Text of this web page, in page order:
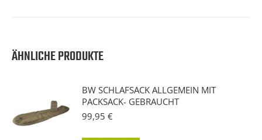
ÄHNLICHE PRODUKTE
BW SCHLAFSACK ALLGEMEIN MIT
PACKSACK- GEBRAUCHT
99,95 €